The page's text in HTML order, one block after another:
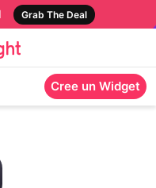
Grab The Deal
Cree un Widget